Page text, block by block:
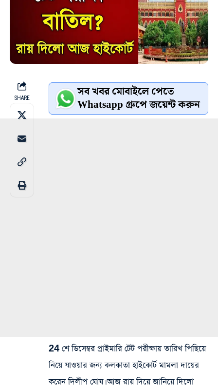
SHARE সব খবর মোবাইলে পেতে
Whatsapp গ্রুপে জয়েন্ট করুন
24 শে ডিসেম্বর প্রাইমারি টেট পরীক্ষায় তারিখ পিছিয়ে
নিয়ে যাওয়ার জন্য কলকাতা হাইকোর্ট মামলা দায়ের
করেন দিলীপ ঘোষ। আজ রায় দিয়ে জানিয়ে দিলো